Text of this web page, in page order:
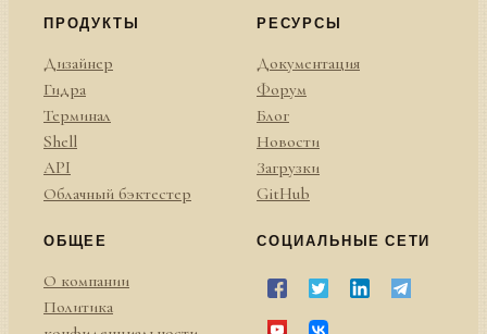
ПРОДУКТЫ
Дизайнер
Гидра
Терминал
Shell
API
Облачный бэктестер
РЕСУРСЫ
Документация
Форум
Блог
Новости
Загрузки
GitHub
ОБЩЕЕ
О компании
Политика
СОЦИАЛЬНЫЕ СЕТИ